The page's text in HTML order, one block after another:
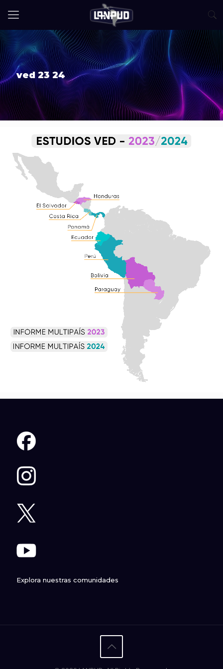
ved 23 24
Explora nuestras comunidades